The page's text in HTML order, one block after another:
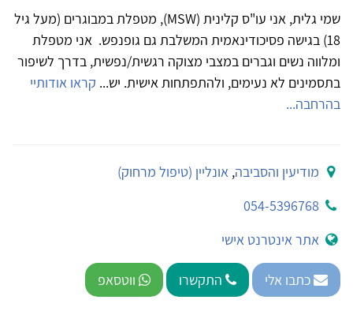
שמי גלית, אני עו"ס קלינית (MSW), מטפלת במבוגרים (מעל גיל
18) בגישה פסיכודינאמית המשלבת גם גופנפש. אני מטפלת
ומלווה נשים וגברים במצבי מצוקה רגשית/נפשית, בדרך לשיפור
בתסמינים לא נעימים, ולהתפתחות אישית. יש... קראו אודותיי
בהרחבה...
מודיעין והסביבה,אונליין (טיפול מרחוק)
054-5396768
אתר אינטרנט אישי
כתבו אלי התקשרו ווטסאפ